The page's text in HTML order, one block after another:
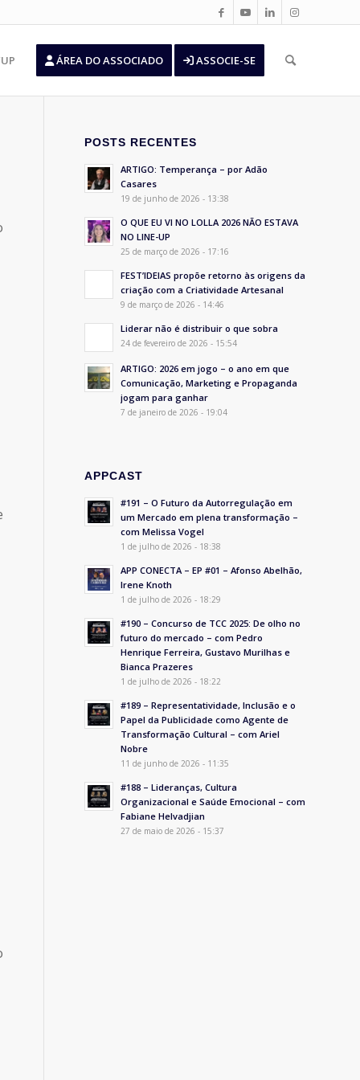
ÁREA DO ASSOCIADO ASSOCIE-SE
POSTS RECENTES
ARTIGO: Temperança – por Adão
Casares
19 de junho de 2026 - 13:38
O QUE EU VI NO LOLLA 2026 NÃO ESTAVA
NO LINE-UP
25 de março de 2026 - 17:16
FEST’IDEIAS propõe retorno às origens da
criação com a Criatividade Artesanal
9 de março de 2026 - 14:46
Liderar não é distribuir o que sobra
24 de fevereiro de 2026 - 15:54
ARTIGO: 2026 em jogo – o ano em que
Comunicação, Marketing e Propaganda
jogam para ganhar
7 de janeiro de 2026 - 19:04
APPCAST
#191 – O Futuro da Autorregulação em
um Mercado em plena transformação –
com Melissa Vogel
1 de julho de 2026 - 18:38
APP CONECTA – EP #01 – Afonso Abelhão,
Irene Knoth
1 de julho de 2026 - 18:29
#190 – Concurso de TCC 2025: De olho no
futuro do mercado – com Pedro
Henrique Ferreira, Gustavo Murilhas e
Bianca Prazeres
1 de julho de 2026 - 18:22
#189 – Representatividade, Inclusão e o
Papel da Publicidade como Agente de
Transformação Cultural – com Ariel
Nobre
11 de junho de 2026 - 11:35
#188 – Lideranças, Cultura
Organizacional e Saúde Emocional – com
Fabiane Helvadjian
27 de maio de 2026 - 15:37